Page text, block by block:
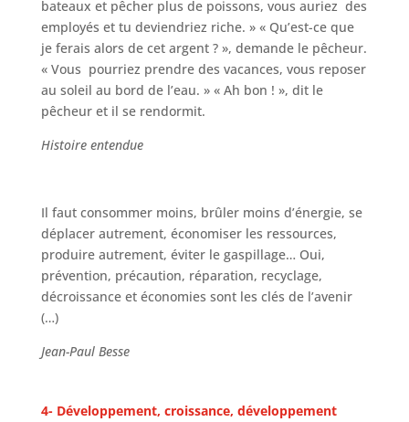
bateaux et pêcher plus de poissons, vous auriez des
employés et tu deviendriez riche. » « Qu’est-ce que
je ferais alors de cet argent ? », demande le pêcheur.
« Vous pourriez prendre des vacances, vous reposer
au soleil au bord de l’eau. » « Ah bon ! », dit le
pêcheur et il se rendormit.
Histoire entendue
Il faut consommer moins, brûler moins d’énergie, se
déplacer autrement, économiser les ressources,
produire autrement, éviter le gaspillage… Oui,
prévention, précaution, réparation, recyclage,
décroissance et économies sont les clés de l’avenir
(…)
Jean-Paul Besse
4- Développement, croissance, développement